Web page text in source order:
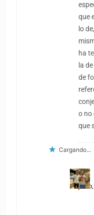
que
lo
ha
la
de
o no
que
Cargando...
25